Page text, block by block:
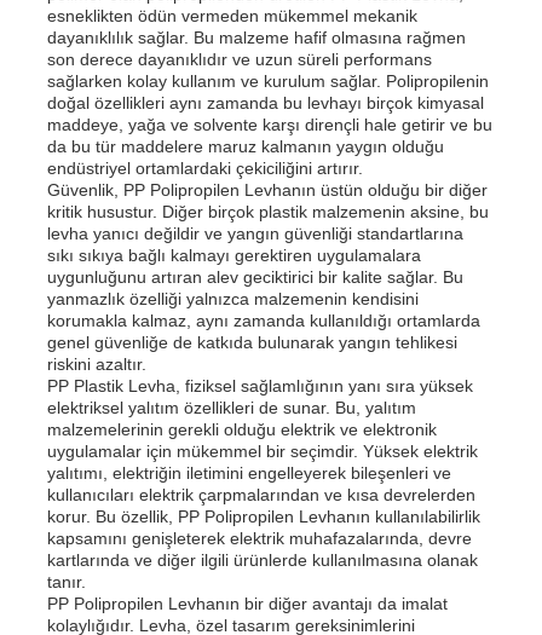
Ana sayfa
Ürünler
Hakkımızda
Fabrika turu
Kalite kontrol
esneklikten ödün vermeden mükemmel mekanik
dayanıklılık sağlar. Bu malzeme hafif olmasına rağmen
son derece dayanıklıdır ve uzun süreli performans
sağlarken kolay kullanım ve kurulum sağlar. Polipropilenin
doğal özellikleri aynı zamanda bu levhayı birçok kimyasal
maddeye, yağa ve solvente karşı dirençli hale getirir ve bu
da bu tür maddelere maruz kalmanın yaygın olduğu
endüstriyel ortamlardaki çekiciliğini artırır.
Güvenlik, PP Polipropilen Levhanın üstün olduğu bir diğer
kritik husustur. Diğer birçok plastik malzemenin aksine, bu
levha yanıcı değildir ve yangın güvenliği standartlarına
sıkı sıkıya bağlı kalmayı gerektiren uygulamalara
uygunluğunu artıran alev geciktirici bir kalite sağlar. Bu
yanmazlık özelliği yalnızca malzemenin kendisini
korumakla kalmaz, aynı zamanda kullanıldığı ortamlarda
genel güvenliğe de katkıda bulunarak yangın tehlikesi
riskini azaltır.
PP Plastik Levha, fiziksel sağlamlığının yanı sıra yüksek
elektriksel yalıtım özellikleri de sunar. Bu, yalıtım
malzemelerinin gerekli olduğu elektrik ve elektronik
uygulamalar için mükemmel bir seçimdir. Yüksek elektrik
yalıtımı, elektriğin iletimini engelleyerek bileşenleri ve
kullanıcıları elektrik çarpmalarından ve kısa devrelerden
korur. Bu özellik, PP Polipropilen Levhanın kullanılabilirlik
kapsamını genişleterek elektrik muhafazalarında, devre
kartlarında ve diğer ilgili ürünlerde kullanılmasına olanak
tanır.
PP Polipropilen Levhanın bir diğer avantajı da imalat
kolaylığıdır. Levha, özel tasarım gereksinimlerini